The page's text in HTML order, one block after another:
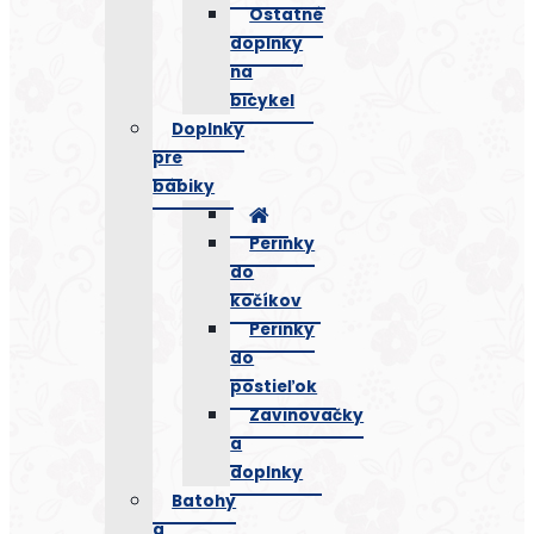
Ostatné
doplnky
na
bicykel
Doplnky
pre
bábiky
Perinky
do
kočíkov
Perinky
do
postieľok
Zavinovačky
a
doplnky
Batohy